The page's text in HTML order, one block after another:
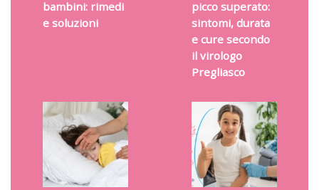
bambini: rimedi
e soluzioni
picco superato:
sintomi, durata
e cure secondo
il virologo
Pregliasco